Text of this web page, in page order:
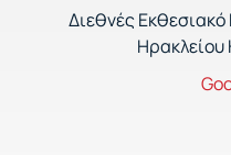
Διεθνές